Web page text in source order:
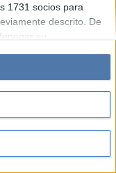
1731 socios para
descrito. De
su
su consentimiento.
de sus datos
pero usted
Sus
en cualquier